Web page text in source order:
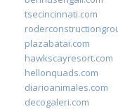
tsecincinnati.com
plazabatai.com
hawkscayresort.com
hellonquads.com
diarioanimales.com
decogaleri.com